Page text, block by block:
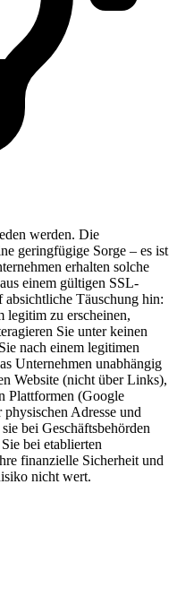
werden. Die
geringfügige Sorge – es ist
erhalten solche
einem gültigen SSL-
Täuschung hin:
legitim zu erscheinen,
Sie unter keinen
nach einem legitimen
Unternehmen unabhängig
Website (nicht über Links),
Plattformen (Google
Adresse und
bei Geschäftsbehörden
bei etablierten
finanzielle Sicherheit und
nicht wert.